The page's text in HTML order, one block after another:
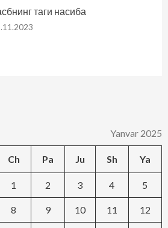
таги насиба
Yanvar 2025
Ch Pa Ju Sh Ya
1 2 3 4 5
8 9 10 11 12